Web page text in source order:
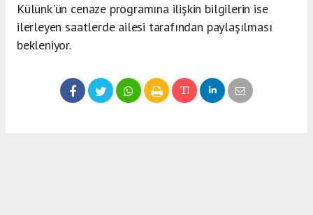
Külünk'ün cenaze programına ilişkin bilgilerin ise
ilerleyen saatlerde ailesi tarafından paylaşılması
bekleniyor.